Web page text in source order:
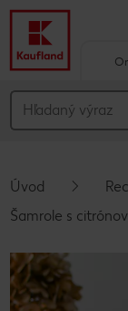
Hlavný obsah
Vyskakovací
Úvod
Šamrole s